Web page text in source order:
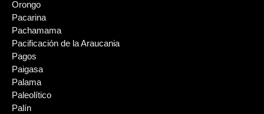
Orongo
Pacarina
Pachamama
Pacificación de la Araucania
Pagos
Paigasa
Palama
Paleolítico
Palín